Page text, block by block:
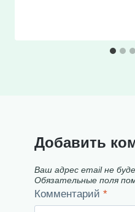
Добавить
Ваш адрес email не
Обязательные поля
Комментарий *